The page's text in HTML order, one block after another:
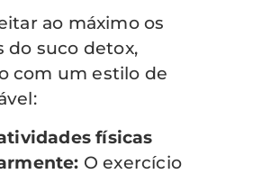
ao máximo os
do suco detox,
com um estilo de
físicas
O exercício